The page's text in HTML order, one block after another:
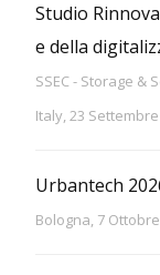
Studio
e della
SSEC - Storage &
Italy, 23
Urbantech
Bologna, 7